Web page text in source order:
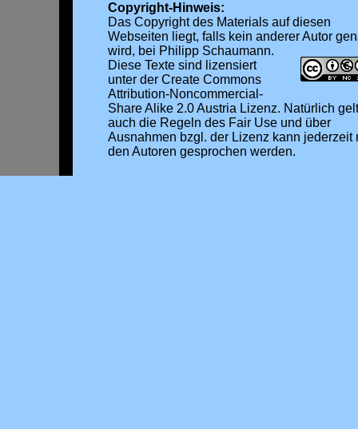
Copyright-Hinweis:
Das Copyright des Materials auf diesen
Webseiten liegt, falls kein anderer Autor
wird, bei Philipp Schaumann.
DieseTexte sind lizensiert
unter der Create Commons
Attribution-Noncommercial-
Share Alike 2.0 Austria Lizenz. Natürlich
auch die Regeln des Fair Use und über
Ausnahmen bzgl. der Lizenz kann jederzeit
den Autoren gesprochen werden.